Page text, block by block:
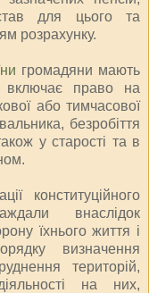
для цього та
розрахунку.
громадяни мають
включає право на
або тимчасової
безробіття
у старості та в
конституційного
внаслідок
їхнього життя і
визначення
територій,
на них,